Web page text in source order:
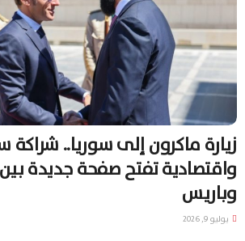
زيارة ماكرون إلى سوريا.. شراكة
واقتصادية تفتح صفحة جديدة
وباريس
يوليو 9, 2026